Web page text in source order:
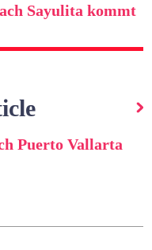
Sayulita kommt
Puerto Vallarta